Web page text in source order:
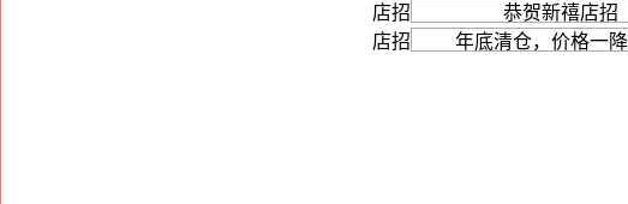
店招
店招